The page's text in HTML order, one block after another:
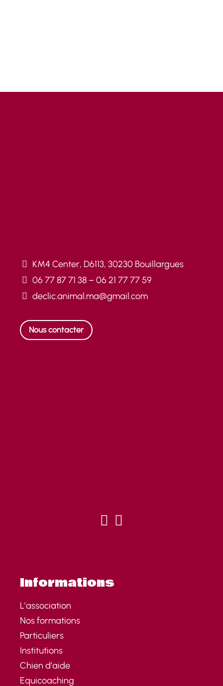
KM4 Center, D6113, 30230 Bouillargues
06 77 87 71 38 – 06 21 77 77 59
declic.animal.ma@gmail.com
Nous contacter
fab fa-facebook
Informations
L’association
Nos formations
Particuliers
Institutions
Chien d’aide
Equicoaching